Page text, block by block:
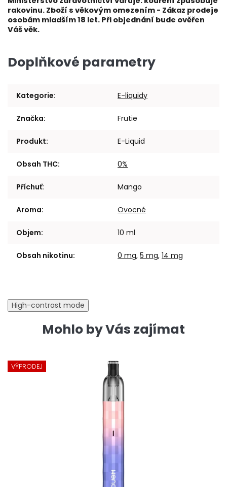
rakovinu. Zboží s věkovým omezením - Zákaz prodeje
osobám mladším 18 let. Při objednání bude ověřen
Váš věk.
Doplňkové parametry
Kategorie: E-liquidy
Značka: Frutie
Produkt: E-Liquid
Obsah THC: 0%
Příchuť: Mango
Aroma: Ovocné
Objem: 10 ml
Obsah nikotinu: 0 mg, 5 mg, 14 mg
High-contrast mode
Mohlo by Vás zajímat
VÝPRODEJ